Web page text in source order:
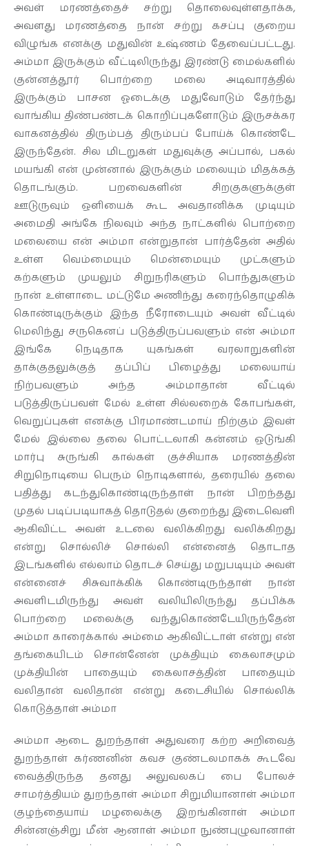
அவள் மரணத்தைச் சற்று தொலைவுள்ளதாக்க,
அவளது மரணத்தை நான் சற்று கசப்பு குறைய
விழுங்க எனக்கு மதுவின் உஷ்ணம் தேவைப்பட்டது.
அம்மா இருக்கும் வீட்டிலிருந்து இரண்டு மைல்களில்
குன்னத்தூர் பொற்றை மலை அடிவாரத்தில்
இருக்கும் பாசன ஓடைக்கு மதுவோடும் தேர்ந்து
வாங்கிய திண்பண்டக் கொறிப்புகளோடும் இருசக்கர
வாகனத்தில் திரும்பத் திரும்பப் போய்க் கொண்டே
இருந்தேன். சில மிடறுகள் மதுவுக்கு அப்பால், பகல்
மயங்கி என் முன்னால் இருக்கும் மலையும் மிதக்கத்
தொடங்கும். பறவைகளின் சிறகுகளுக்குள்
ஊடுருவும் ஒளியைக் கூட அவதானிக்க முடியும்
அமைதி அங்கே நிலவும் அந்த நாட்களில் பொற்றை
மலையை என் அம்மா என்றுதான் பார்த்தேன் அதில்
உள்ள வெம்மையும் மென்மையும் முட்களும்
கற்களும் முயலும் சிறுநரிகளும் பொந்துகளும்
நான் உள்ளாடை மட்டுமே அணிந்து கரைந்தொழுகிக்
கொண்டிருக்கும் இந்த நீரோடையும் அவள் வீட்டில்
மெலிந்து சருகெனப் படுத்திருப்பவளும் என் அம்மா
இங்கே நெடிதாக யுகங்கள் வரலாறுகளின்
தாக்குதலுக்குத் தப்பிப் பிழைத்து மலையாய்
நிற்பவளும் அந்த அம்மாதான் வீட்டில்
படுத்திருப்பவள் மேல் உள்ள சில்லறைக் கோபங்கள்,
வெறுப்புகள் எனக்கு பிரமாண்டமாய் நிற்கும் இவள்
மேல் இல்லை தலை பொட்டலாகி கன்னம் ஒடுங்கி
மார்பு சுருங்கி கால்கள் குச்சியாக மரணத்தின்
சிறுநொடியை பெரும் நொடிகளால், தரையில் தலை
பதித்து கடந்துகொண்டிருந்தாள் நான் பிறந்தது
முதல் படிப்படியாகத் தொடுதல் குறைந்து இடைவெளி
ஆகிவிட்ட அவள் உடலை வலிக்கிறது வலிக்கிறது
என்று சொல்லிச் சொல்லி என்னைத் தொடாத
இடங்களில் எல்லாம் தொடச் செய்து மறுபடியும் அவள்
என்னைச் சிசுவாக்கிக் கொண்டிருந்தாள் நான்
அவளிடமிருந்து அவள் வலியிலிருந்து தப்பிக்க
பொற்றை மலைக்கு வந்துகொண்டேயிருந்தேன்
அம்மா காரைக்கால் அம்மை ஆகிவிட்டாள் என்று என்
தங்கையிடம் சொன்னேன் முக்தியும் கைலாசமும்
முக்தியின் பாதையும் கைலாசத்தின் பாதையும்
வலிதான் வலிதான் என்று கடைசியில் சொல்லிக்
கொடுத்தாள் அம்மா
அம்மா ஆடை துறந்தாள் அதுவரை கற்ற அறிவைத்
துறந்தாள் கர்ணனின் கவச குண்டலமாகக் கூடவே
வைத்திருந்த தனது அலுவலகப் பை போலச்
சாமர்த்தியம் துறந்தாள் அம்மா சிறுமியானாள் அம்மா
குழந்தையாய் மழலைக்கு இறங்கினாள் அம்மா
சின்னஞ்சிறு மீன் ஆனாள் அம்மா நுண்புழுவானாள்